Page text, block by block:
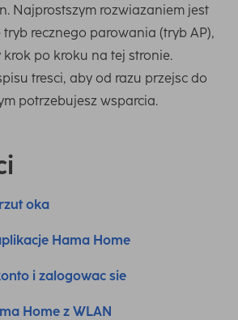
Najprostszym rozwiazaniem jest
recznego parowania (tryb AP),
po kroku na tej stronie.
tresci, aby od razu przejsc do
potrzebujesz wsparcia.
oka
Hama Home
i zalogowac sie
Home z WLAN